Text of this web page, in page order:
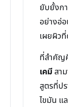
ยับยั้งก
อย่างอ่
เผยผิว
ที่สำคัญ
เคมีสา
สูตรที่ป
ไขมัน แ